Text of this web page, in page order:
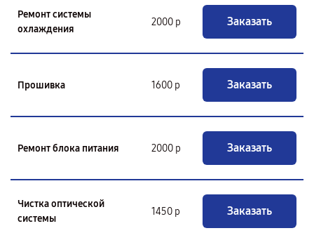
Ремонт системы
охлаждения
2000 р Заказать
Прошивка 1600 р Заказать
Ремонт блока питания 2000 р Заказать
Чистка оптической
системы
1450 р Заказать